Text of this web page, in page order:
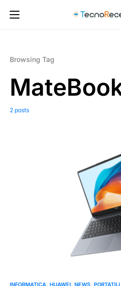
Browsing Tag
2 posts
0